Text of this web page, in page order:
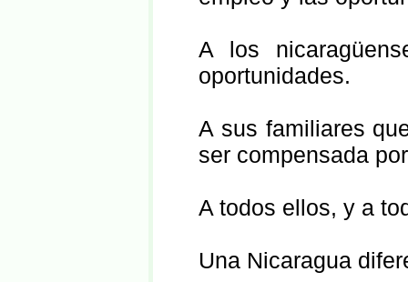
A los
oportunidades.
A sus familiares
ser compensada
A todos ellos, y a
Una Nicaragua